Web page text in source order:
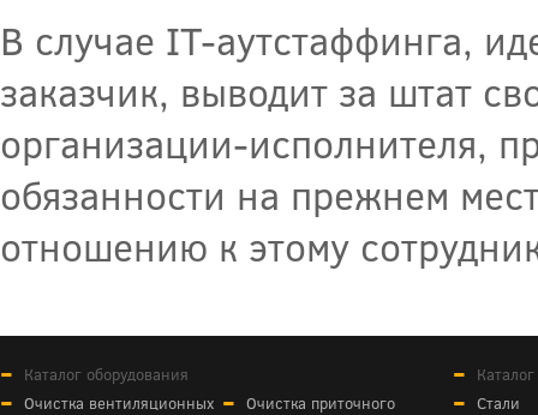
В случае IT-аутстаффинга,
заказчик, выводит за штат
организации-исполнителя,
обязанности на прежнем
отношению к этому
Каталог оборудования
Очистка вентиляционных
Очистка приточного
Стали